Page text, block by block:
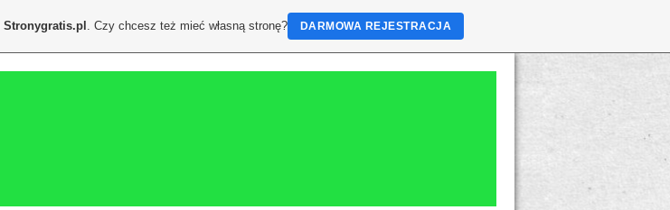
Stronygratis.pl . Czy chcesz też mieć własną stronę? DARMOWA REJESTRACJA